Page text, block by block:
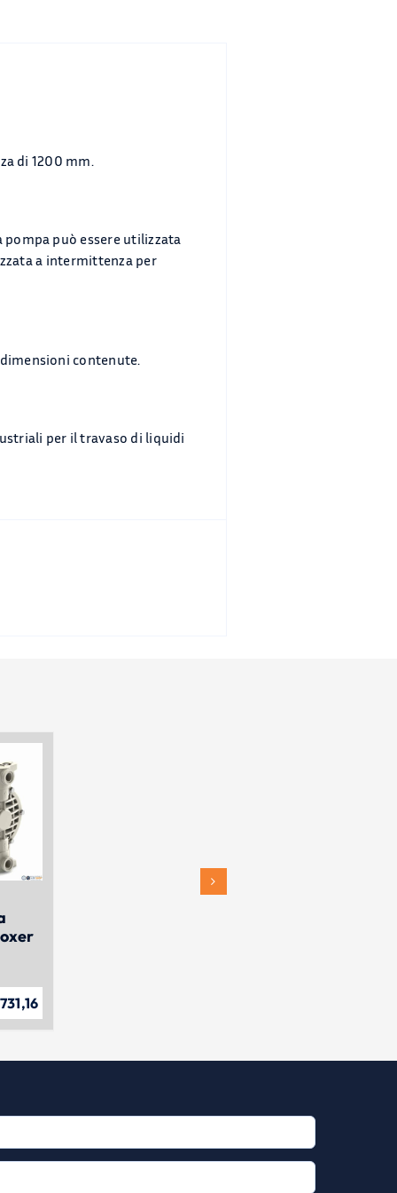
di 1200 mm.
pompa può essere utilizzata
a intermittenza per
contenute.
per il travaso di liquidi
731,16